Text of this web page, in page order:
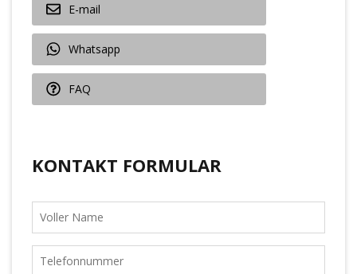
E-mail
Whatsapp
FAQ
KONTAKT FORMULAR